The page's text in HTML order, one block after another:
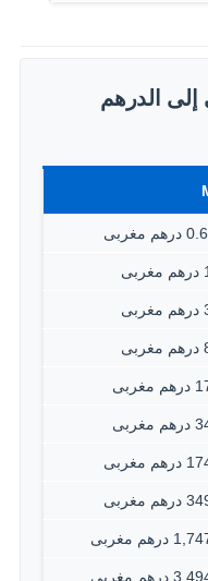
إلى الدرهم
مغربى
مغربى
مغربى
مغربى
مغربى